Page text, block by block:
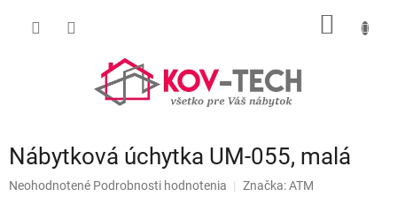
Nábytková úchytka UM-055, malá
Priemerné
Neohodnotené Podrobnosti hodnotenia Značka:ATM